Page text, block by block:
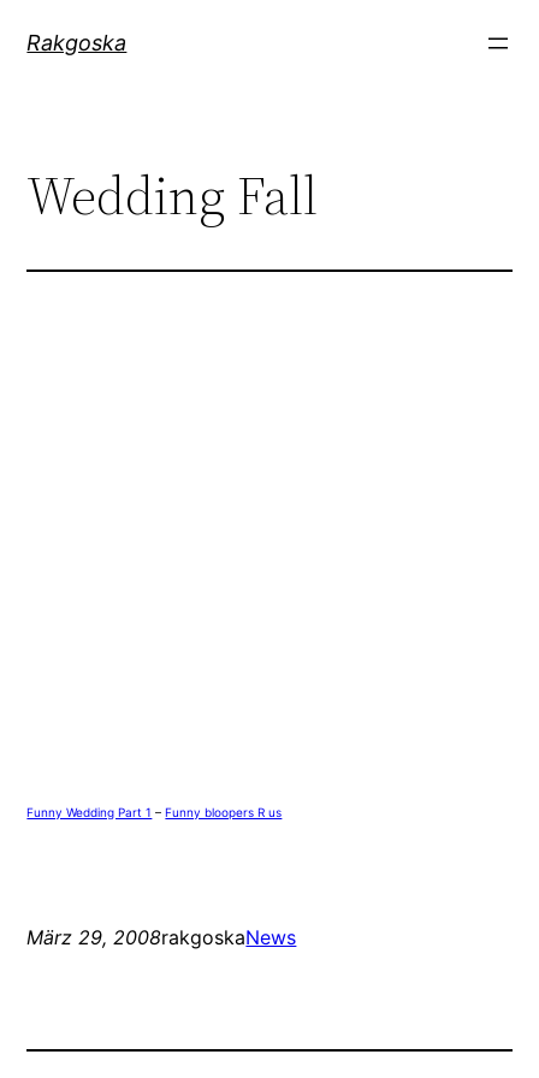
InhaltRakgoska
Wedding Fall
Funny Wedding Part 1 – Funny bloopers R us
März 29, 2008rakgoskaNews